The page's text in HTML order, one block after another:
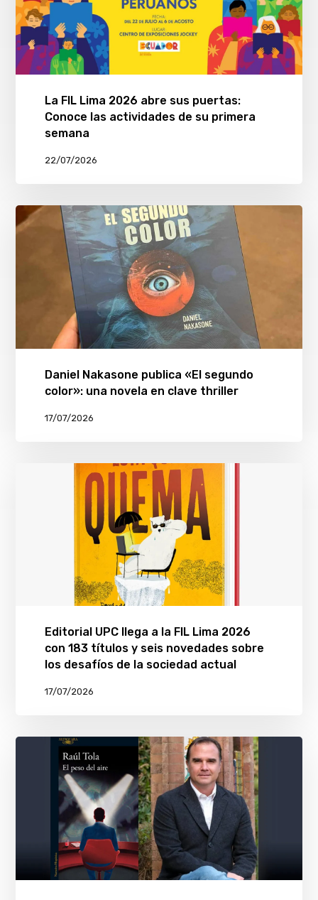
La FIL Lima 2026 abre sus puertas:
Conoce las actividades de su primera
semana
22/07/2026
Daniel Nakasone publica «El segundo
color»: una novela en clave thriller
17/07/2026
Editorial UPC llega a la FIL Lima 2026
con 183 títulos y seis novedades sobre
los desafíos de la sociedad actual
17/07/2026